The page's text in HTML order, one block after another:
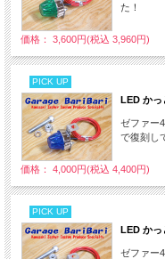
た！
価格： 3,600円(税込 3,960円)
PICK UP
LED か
ゼファー
で復刻し
価格： 4,000円(税込 4,400円)
PICK UP
LED か
ゼファー